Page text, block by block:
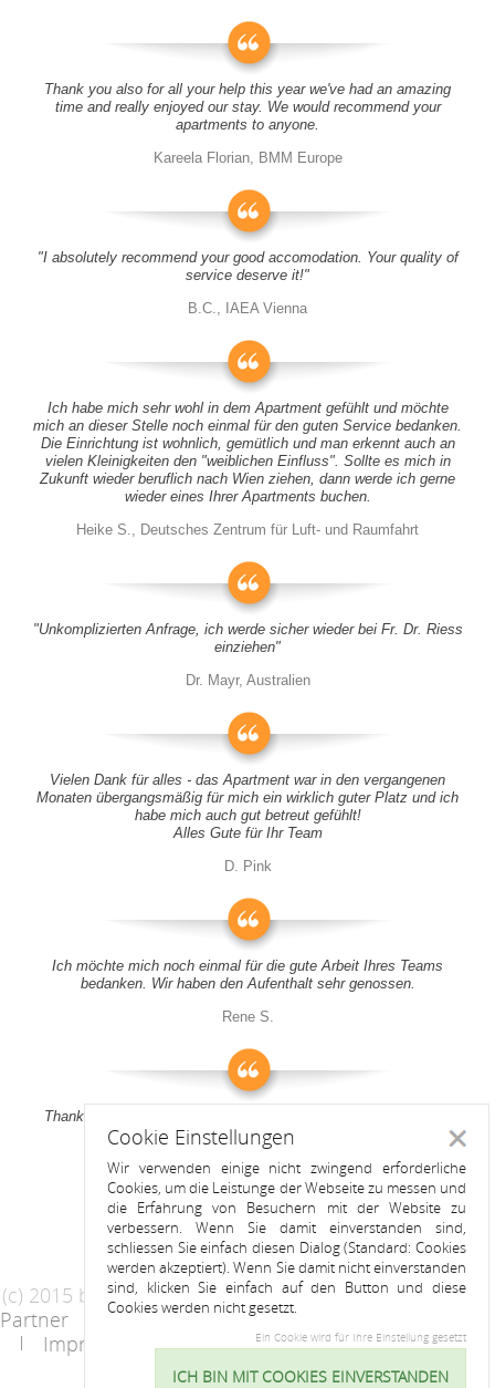
Thank you also for all your help this year we've had an amazing
time and really enjoyed our stay. We would recommend your
apartments to anyone.
Kareela Florian, BMM Europe
"I absolutely recommend your good accomodation. Your quality of
service deserve it!"
B.C., IAEA Vienna
Ich habe mich sehr wohl in dem Apartment gefühlt und möchte
mich an dieser Stelle noch einmal für den guten Service bedanken.
Die Einrichtung ist wohnlich, gemütlich und man erkennt auch an
vielen Kleinigkeiten den "weiblichen Einfluss". Sollte es mich in
Zukunft wieder beruflich nach Wien ziehen, dann werde ich gerne
wieder eines Ihrer Apartments buchen.
Heike S., Deutsches Zentrum für Luft- und Raumfahrt
"Unkomplizierten Anfrage, ich werde sicher wieder bei Fr. Dr. Riess
einziehen"
Dr. Mayr, Australien
Vielen Dank für alles - das Apartment war in den vergangenen
Monaten übergangsmäßig für mich ein wirklich guter Platz und ich
habe mich auch gut betreut gefühlt!
Alles Gute für Ihr Team
D. Pink
Ich möchte mich noch einmal für die gute Arbeit Ihres Teams
bedanken. Wir haben den Aufenthalt sehr genossen.
Rene S.
Thank you all for your support! It was a pleasure to stay at your
apartment
Anitah S.
(c) 2015 by Riess Apartments
Partner
AGB
Datenschutzerklärung
Impressum
Kontakt
Cookie
Cookie Einstellungen
Wir verwenden einige nicht zwingend erforderliche
Cookies, um die Leistunge der Webseite zu messen und
die Erfahrung von Besuchern mit der Website zu
verbessern. Wenn Sie damit einverstanden sind,
schliessen Sie einfach diesen Dialog (Standard: Cookies
werden akzeptiert). Wenn Sie damit nicht einverstanden
sind, klicken Sie einfach auf den Button und diese
Cookies werden nicht gesetzt.
Ein Cookie wird für Ihre Einstellung gesetzt
ICH BIN MIT COOKIES EINVERSTANDEN